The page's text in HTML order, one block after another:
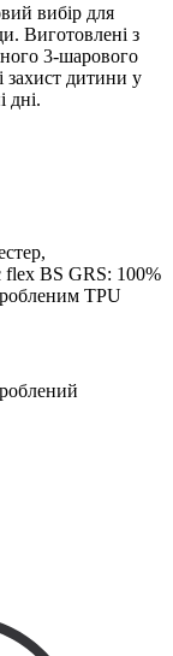
вибір для
Виготовлені з
3-шарового
захист дитини у
дні.
flex BS GRS: 100%
TPU